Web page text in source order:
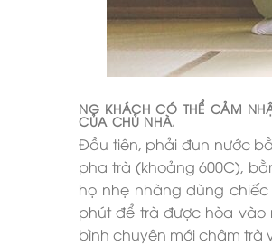
NG KHÁCH CÓ THỂ CẢM
CỦA CHỦ NHÀ.
Đầu tiên, phải đun nước
pha trà (khoảng 600C),
họ nhẹ nhàng dùng
phút để trà được hòa vào
bình chuyên mới châm trà